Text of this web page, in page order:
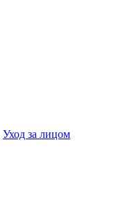
Уход за лицом